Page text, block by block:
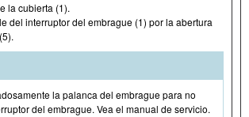
la cubierta (1).
del interruptor del embrague (1) por la abertura
la palanca del embrague para no
del embrague. Vea el manual de servicio.